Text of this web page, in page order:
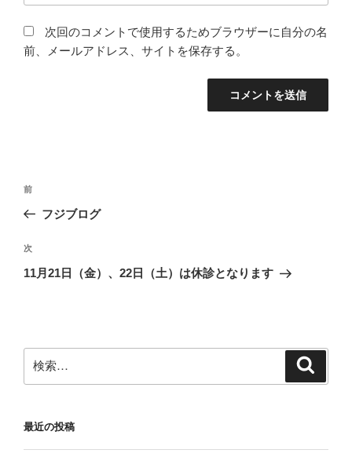
次回のコメントで使用するためブラウザーに自分の名
前、メールアドレス、サイトを保存する。
投
ビ
ゲ
ン
前
の
稿
前
フジブログ
次
の
次
11月21日（金）、22日（土）は休診となります
索:
最近の投稿